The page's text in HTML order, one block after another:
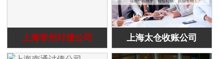
上海常州讨债公司 上海太仓收账公司